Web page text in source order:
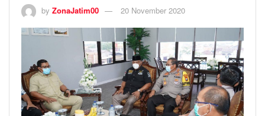
by ZonaJatim00 20 November 2020